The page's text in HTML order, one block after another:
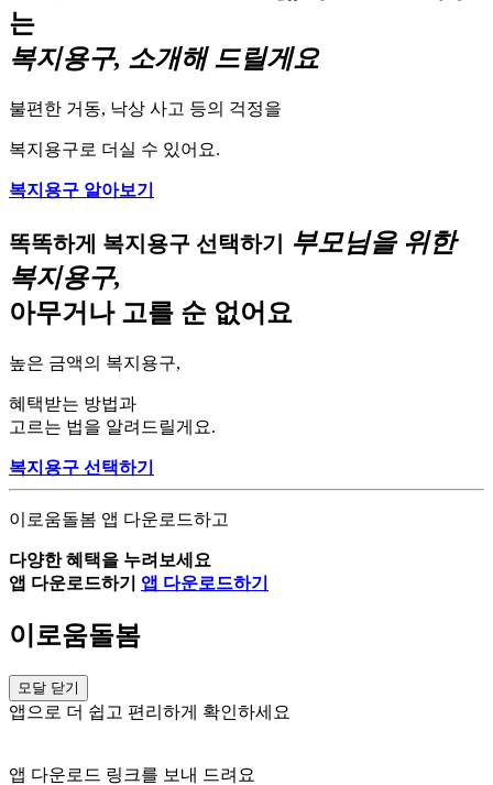
는
복지용구, 소개해 드릴게요
불편한 거동, 낙상 사고 등의 걱정을
복지용구로 더실 수 있어요.
복지용구 알아보기
똑똑하게 복지용구 선택하기
부모님을 위한
복지용구,
아무거나 고를 순 없어요
높은 금액의 복지용구,
혜택받는 방법과
고르는 법을 알려드릴게요.
복지용구 선택하기
이로움돌봄 앱 다운로드하고
다양한 혜택을 누려보세요
앱 다운로드하기
앱 다운로드하기
이로움돌봄
모달 닫기
앱으로 더 쉽고 편리하게 확인하세요
앱 다운로드 링크를 보내 드려요